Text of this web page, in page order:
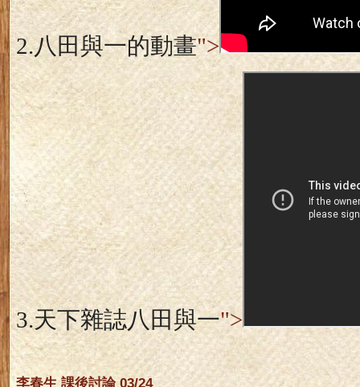
2.八田與一的動畫">
3.天下雜誌八田與一">
李春生 課後討論 03/24